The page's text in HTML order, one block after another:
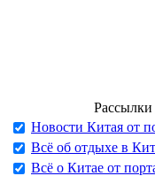
Рассылки
Новости Китая от
Всё об отдыхе в
Всё о Китае от